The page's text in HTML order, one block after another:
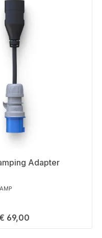
Adapter
Preis:
69,00